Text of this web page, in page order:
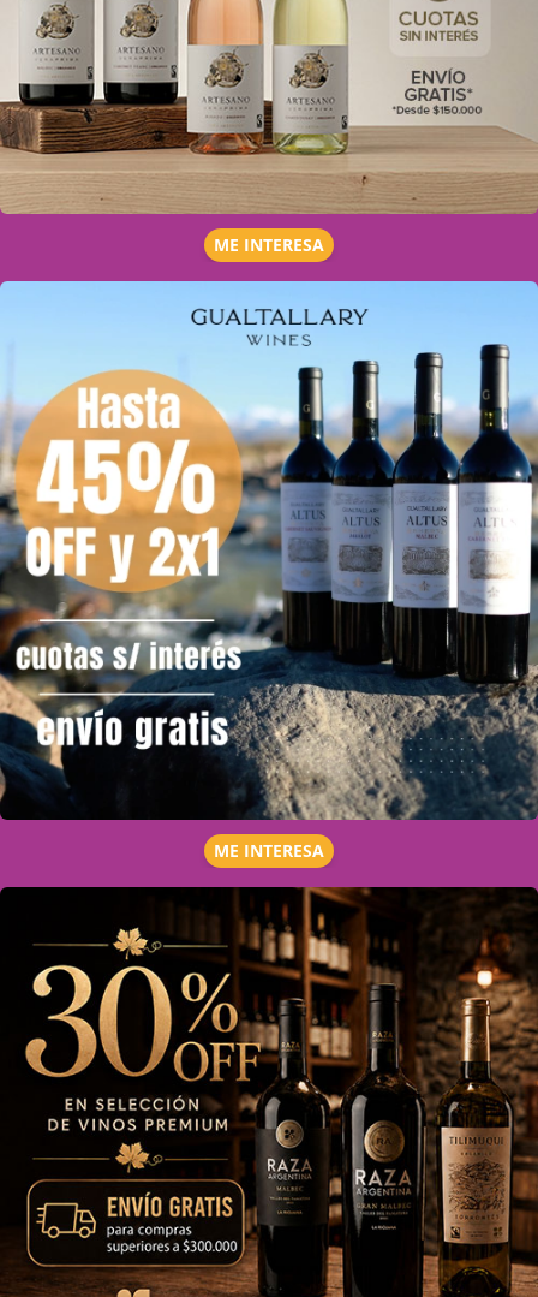
ME INTERESA
ME INTERESA